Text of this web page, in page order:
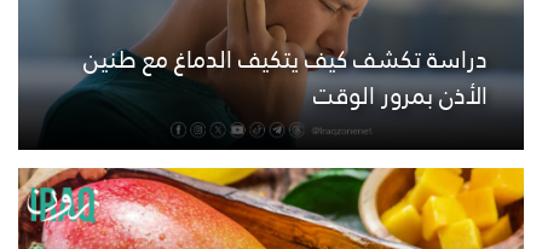
دراسة تكشف كيف يتكيف الدماغ مع طنين
الأذن بمرور الوقت